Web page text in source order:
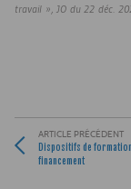
travail », JO du 22 déc.
ARTICLE PRÉCÉDENT
Dispositifs de
financement